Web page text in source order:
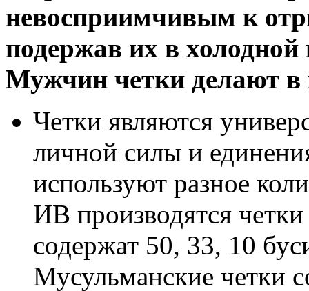
невосприимчивым к
подержав их в холодной
Мужчин четки делают
Четки являются
личной силы и
используют разное
ИВ производятся
содержат 50, 33, 10
Мусульманские четки